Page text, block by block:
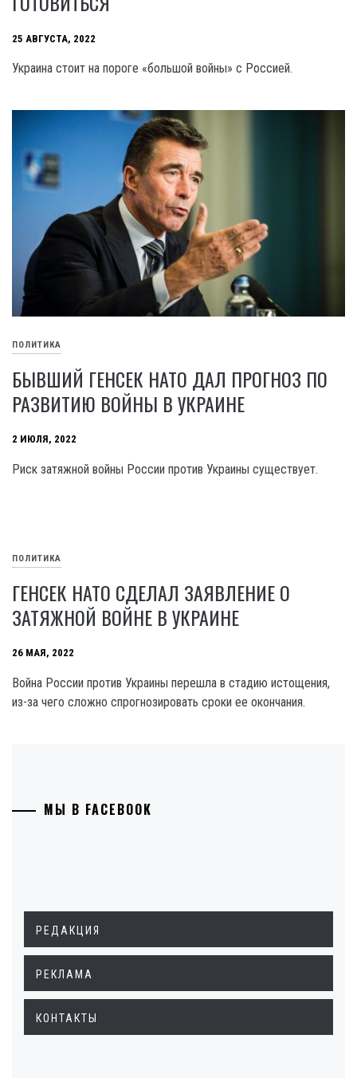
25 АВГУСТА, 2022
Украина стоит на пороге «большой войны» с Россией.
ПОЛИТИКА
БЫВШИЙ ГЕНСЕК НАТО ДАЛ ПРОГНОЗ ПО
РАЗВИТИЮ ВОЙНЫ В УКРАИНЕ
2 ИЮЛЯ, 2022
Риск затяжной войны России против Украины существует.
ПОЛИТИКА
ГЕНСЕК НАТО СДЕЛАЛ ЗАЯВЛЕНИЕ О
ЗАТЯЖНОЙ ВОЙНЕ В УКРАИНЕ
26 МАЯ, 2022
Война России против Украины перешла в стадию истощения,
из-за чего сложно спрогнозировать сроки ее окончания.
МЫ В FACEBOOK
РЕДАКЦИЯ
РЕКЛАМА
КОНТАКТЫ